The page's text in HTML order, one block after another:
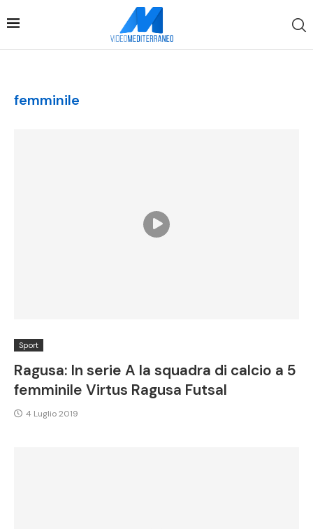
femminile
Sport
Ragusa: In serie A la squadra di calcio a 5
femminile Virtus Ragusa Futsal
4 Luglio 2019